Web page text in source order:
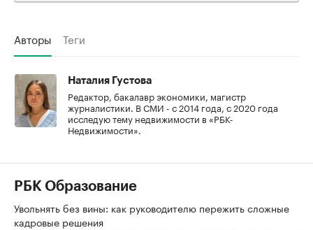
Авторы Теги
Наталия Густова
Редактор, бакалавр экономики, магистр
журналистики. В СМИ - с 2014 года, с 2020 года
исследую тему недвижимости в «РБК-
Недвижимости».
РБК Образование
Увольнять без вины: как руководителю пережить сложные
кадровые решения